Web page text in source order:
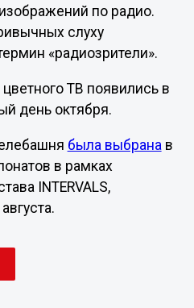
по радио.
слуху
«радиозрители».
ТВ появились в
день октября.
была выбрана в
в рамках
INTERVALS,